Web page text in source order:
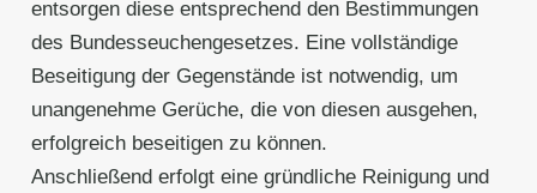
entsorgen diese entsprechend den Bestimmungen
des Bundesseuchengesetzes. Eine vollständige
Beseitigung der Gegenstände ist notwendig, um
unangenehme Gerüche, die von diesen ausgehen,
erfolgreich beseitigen zu können.
Anschließend erfolgt eine gründliche Reinigung und